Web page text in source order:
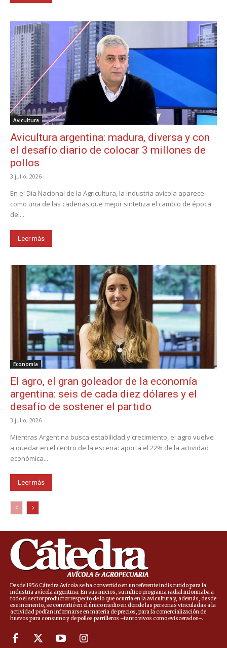
Avicultura
Avicultura argentina: madura, diversa y con
el desafío diario de colocar 3 millones de
pollos
3 julio, 2026
En el Día Nacional de la Agricultura, la industria avícola aparece
como una de las cadenas que mejor sintetiza el cambio de época
del...
Leer más
Economía
El agro, el gran goleador de la economía
argentina: seis de cada diez dólares y el
desafío de sostener el partido
3 julio, 2026
Mientras Argentina busca estabilidad y crecimiento, el agro vuelve
a quedar en el centro de la escena: aporta el 22% de la actividad
económica...
Leer más
Desde 1956 Cátedra Avícola se ha convertido en un referente indiscutido para la
industria avícola argentina. En sus inicios, su mítico programa radial informaba a
todo el sector productor respecto de lo que ocurría en la avicultura y, además, desde
ese momento, se convirtió en el único medio en donde las personas vinculadas a la
actividad podían informarse en materia de precios, para la comercialización de
huevos para consumo y de pollos parrilleros –tanto vivos como eviscerados–.